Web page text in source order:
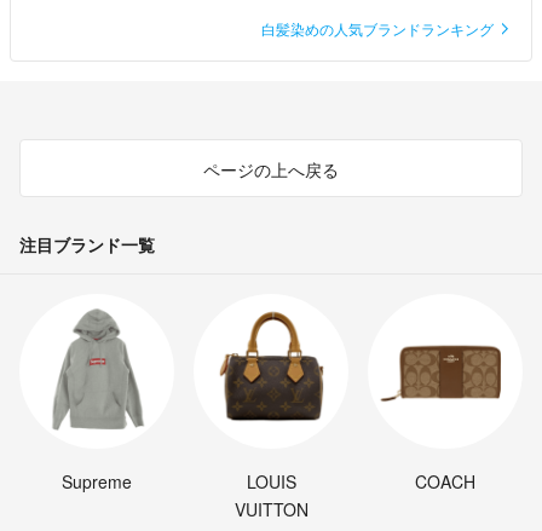
白髪染めの人気ブランドランキング
ページの上へ戻る
注目ブランド一覧
Supreme
LOUIS
VUITTON
COACH